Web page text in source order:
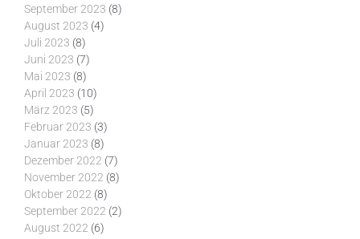
September 2023 (8)
August 2023 (4)
Juli 2023 (8)
Juni 2023 (7)
Mai 2023 (8)
April 2023 (10)
März 2023 (5)
Februar 2023 (3)
Januar 2023 (8)
Dezember 2022 (7)
November 2022 (8)
Oktober 2022 (8)
September 2022 (2)
August 2022 (6)